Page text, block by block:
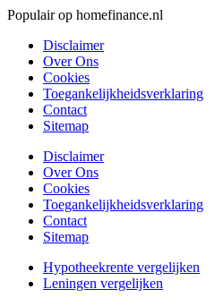
Populair op homefinance.nl
Disclaimer
Over Ons
Cookies
Toegankelijkheidsverklaring
Contact
Sitemap
Disclaimer
Over Ons
Cookies
Toegankelijkheidsverklaring
Contact
Sitemap
Hypotheekrente vergelijken
Leningen vergelijken